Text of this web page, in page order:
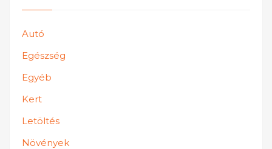
Autó
Egészség
Egyéb
Kert
Letöltés
Növények